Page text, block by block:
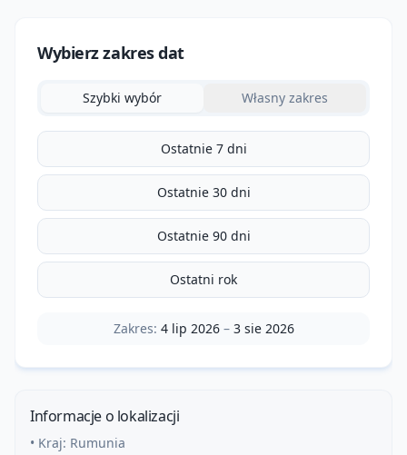
Wybierz zakres dat
Szybki wybór Własny zakres
Ostatnie 7 dni
Ostatnie 30 dni
Ostatnie 90 dni
Ostatni rok
Zakres: 4 lip 2026– 3 sie 2026
Informacje o lokalizacji
• Kraj: Rumunia